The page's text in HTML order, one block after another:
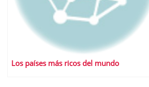
Los países más ricos del mundo